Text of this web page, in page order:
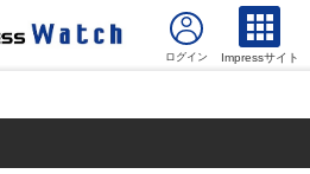
Impressサイト